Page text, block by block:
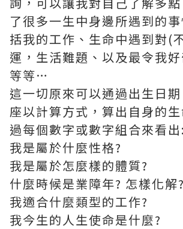
了很多一生中身邊所遇到的
括我的工作、生命中遇到對(
運，生活難題、以及最令我
等等…
這一切原來可以通過出生日
座以計算方式，算出自身的
過每個數字或數字組合來看
我是屬於什麼性格?
我是屬於怎麼樣的體質?
什麼時候是業障年? 怎樣化解?
我適合什麼類型的工作?
我今生的人生使命是什麼?